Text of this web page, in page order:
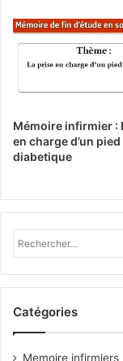
Mémoire infirmier :
en charge d’un pied
diabetique
Catégories
Memoire infirmiers